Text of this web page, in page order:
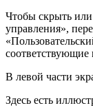
Чтобы скрыть
управления»,
соответствующие
В левой части
Здесь есть